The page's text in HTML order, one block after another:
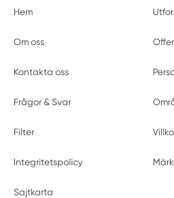
Hem
Om oss
Kontakta oss
Frågor & Svar
Filter
Integritetspolicy
Sajtkarta